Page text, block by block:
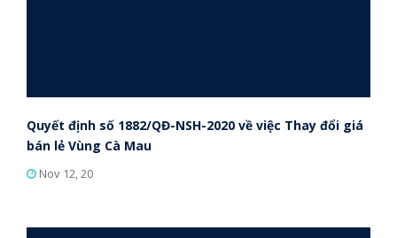
Quyết định số 1882/QĐ-NSH-2020 về việc Thay đổi giá
bán lẻ Vùng Cà Mau
Nov 12, 20